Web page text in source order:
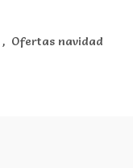
, Ofertas navidad